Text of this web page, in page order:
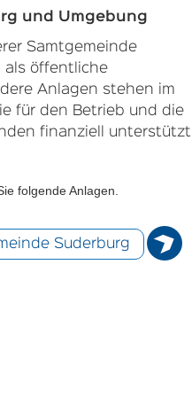
und Umgebung
Samtgemeinde
als öffentliche
Anlagen stehen im
für den Betrieb und die
finanziell unterstützt
folgende Anlagen.
Suderburg